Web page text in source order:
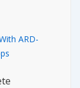
ARD-